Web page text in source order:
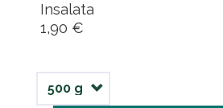
Insalata
1,90 €